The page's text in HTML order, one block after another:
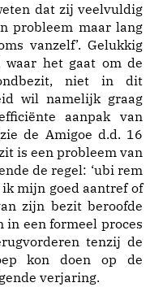
dat zij veelvuldig
probleem maar lang
vanzelf’. Gelukkig
het gaat om de
niet in dit
wil namelijk graag
aanpak van
de Amigoe d.d. 16
is een probleem van
de regel: ‘ubi rem
mijn goed aantref of
zijn bezit beroofde
in een formeel proces
tenzij de
kon doen op de
verjaring.